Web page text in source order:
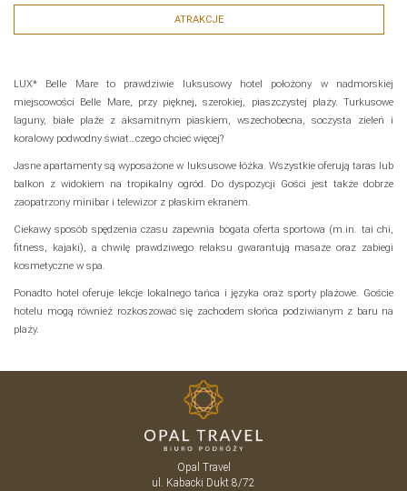
ATRAKCJE
LUX* Belle Mare to prawdziwie luksusowy hotel położony w nadmorskiej
miejscowości Belle Mare, przy pięknej, szerokiej, piaszczystej plaży. Turkusowe
laguny, białe plaże z aksamitnym piaskiem, wszechobecna, soczysta zieleń i
koralowy podwodny świat…czego chcieć więcej?
Jasne apartamenty są wyposażone w luksusowe łóżka. Wszystkie oferują taras lub
balkon z widokiem na tropikalny ogród. Do dyspozycji Gości jest także dobrze
zaopatrzony minibar i telewizor z płaskim ekranem.
Ciekawy sposób spędzenia czasu zapewnia bogata oferta sportowa (m.in. tai chi,
fitness, kajaki), a chwilę prawdziwego relaksu gwarantują masaże oraz zabiegi
kosmetyczne w spa.
Ponadto hotel oferuje lekcje lokalnego tańca i języka oraz sporty plażowe. Goście
hotelu mogą również rozkoszować się zachodem słońca podziwianym z baru na
plaży.
Opal Travel
ul. Kabacki Dukt 8/72